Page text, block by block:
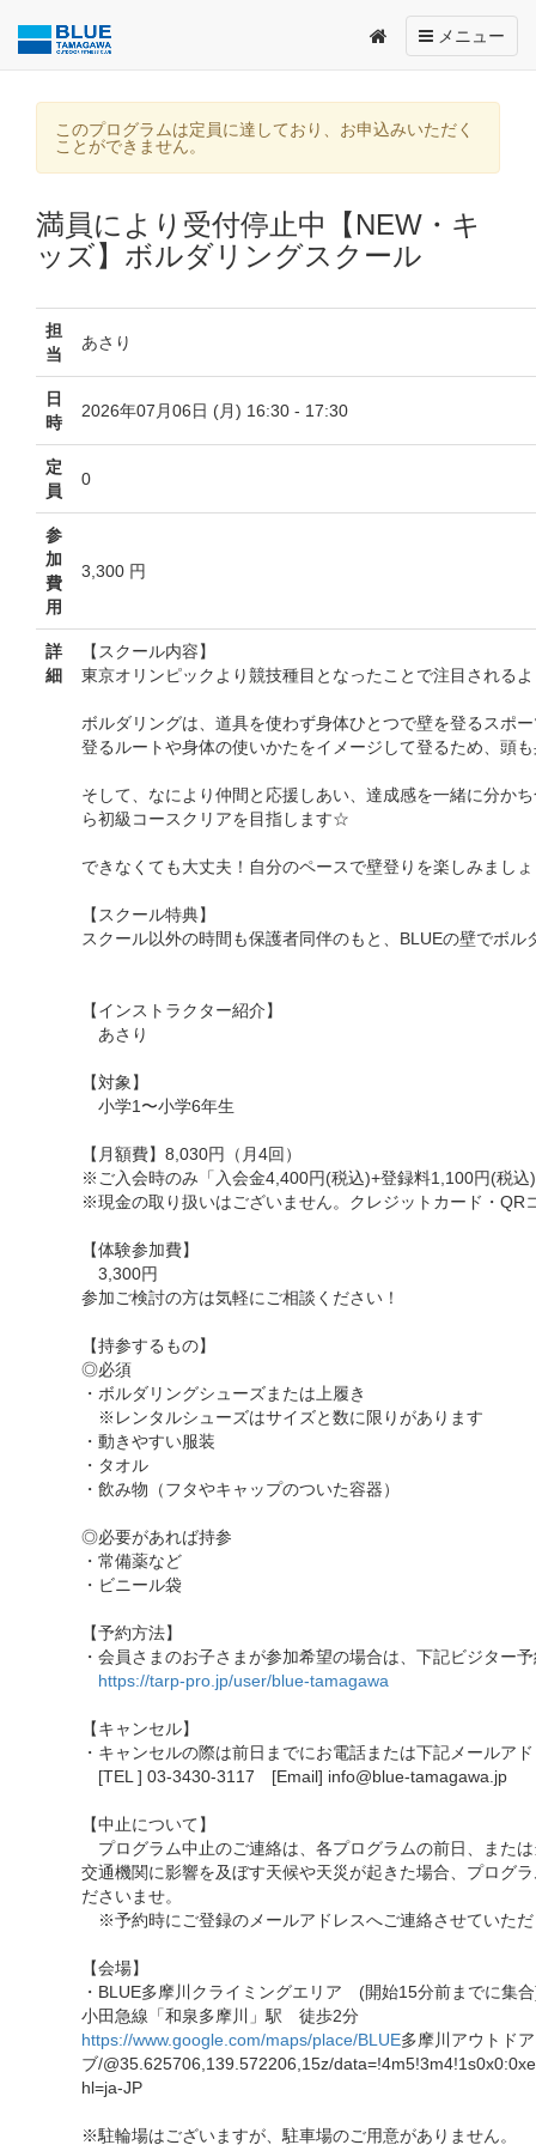
Toggle
navigation
メニュー
このプログラムは定員に達しており、お申込みいただく
ことができません。
満員により受付停止中【NEW・キ
ッズ】ボルダリングスクール
担
当
あさり
日
時
2026年07月06日 (月) 16:30 - 17:30
定
員
0
参
加
費
用
3,300 円
詳
細
【スクール内容】
東京オリンピックより競技種目となったことで注目される
ボルダリングは、道具を使わず身体ひとつで壁を登るスポ
登るルートや身体の使いかたをイメージして登るため、頭
そして、なにより仲間と応援しあい、達成感を一緒に分か
ら初級コースクリアを目指します☆
できなくても大丈夫！自分のペースで壁登りを楽しみまし
【スクール特典】
スクール以外の時間も保護者同伴のもと、BLUEの壁でボ
【インストラクター紹介】
あさり
【対象】
小学1〜小学6年生
【月額費】8,030円（月4回）
※ご入会時のみ「入会金4,400円(税込)+登録料1,100円(税込
※現金の取り扱いはございません。クレジットカード・QR
【体験参加費】
3,300円
参加ご検討の方は気軽にご相談ください！
【持参するもの】
◎必須
・ボルダリングシューズまたは上履き
※レンタルシューズはサイズと数に限りがあります
・動きやすい服装
・タオル
・飲み物（フタやキャップのついた容器）
◎必要があれば持参
・常備薬など
・ビニール袋
【予約方法】
・会員さまのお子さまが参加希望の場合は、下記ビジター
https://tarp-pro.jp/user/blue-tamagawa
【キャンセル】
・キャンセルの際は前日までにお電話または下記メールア
[TEL ] 03-3430-3117 [Email] info@blue-tamagawa.jp
【中止について】
プログラム中止のご連絡は、各プログラムの前日、また
交通機関に影響を及ぼす天候や天災が起きた場合、プログ
ださいませ。
※予約時にご登録のメールアドレスへご連絡させていただ
【会場】
・BLUE多摩川クライミングエリア (開始15分前までに集
小田急線「和泉多摩川」駅 徒歩2分
https://www.google.com/maps/place/BLUE多摩川アウトド
ブ/@35.625706,139.572206,15z/
hl=ja-JP
※駐輪場はございますが、駐車場のご用意がありません。